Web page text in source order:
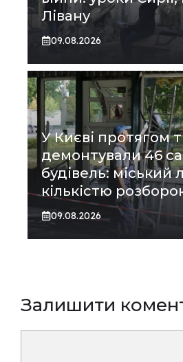
Лівану
09.08.2026
У Києві протягом
демонтували 46
будівель: міський
кількістю
09.08.2026
Залишити